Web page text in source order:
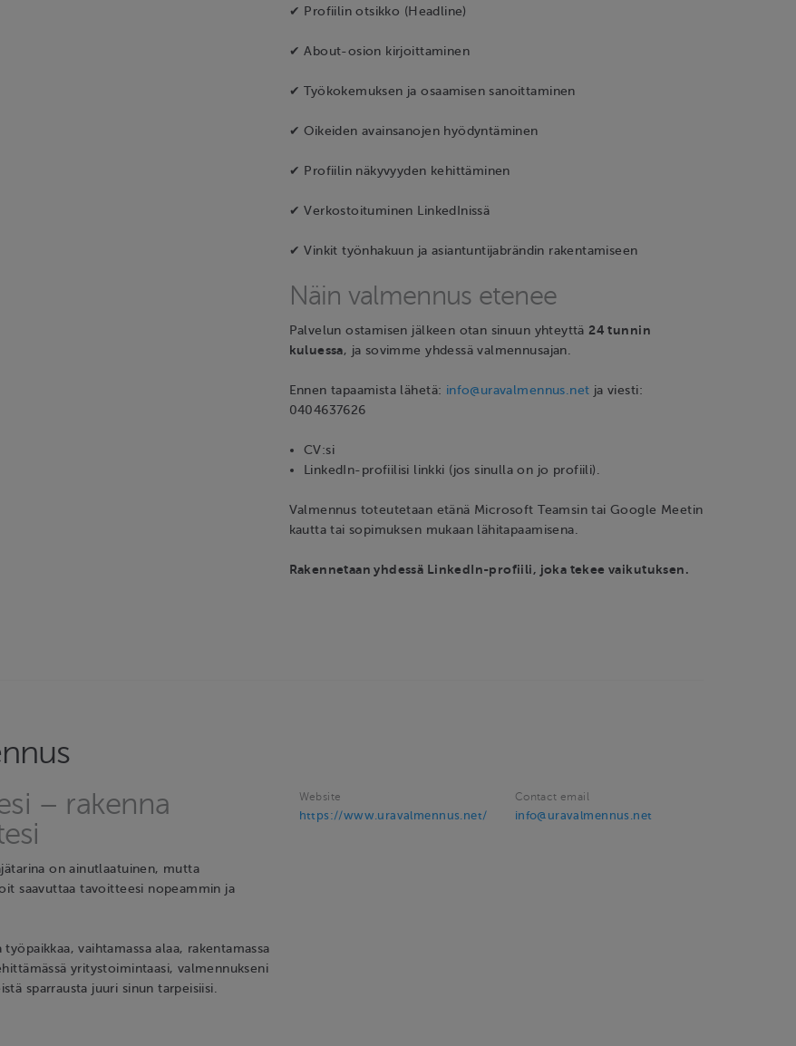
✔ Profiilin otsikko (Headline)
✔ About-osion kirjoittaminen
✔ Työkokemuksen ja osaamisen sanoittaminen
✔ Oikeiden avainsanojen hyödyntäminen
✔ Profiilin näkyvyyden kehittäminen
✔ Verkostoituminen LinkedInissä
✔ Vinkit työnhakuun ja asiantuntijabrändin rakentamiseen
Näin valmennus etenee
Palvelun ostamisen jälkeen otan sinuun yhteyttä 24 tunnin
kuluessa, ja sovimme yhdessä valmennusajan.
Ennen tapaamista lähetä: info@uravalmennus.net ja viesti:
0404637626
CV:si
LinkedIn-profiilisi linkki (jos sinulla on jo profiili).
Valmennus toteutetaan etänä Microsoft Teamsin tai Google Meetin
kautta tai sopimuksen mukaan lähitapaamisena.
Rakennetaan yhdessä LinkedIn-profiili, joka tekee vaikutuksen.
– rakenna
on ainutlaatuinen, mutta
saavuttaa tavoitteesi nopeammin ja
vaihtamassa alaa, rakentamassa
yritystoimintaasi, valmennukseni
sparrausta juuri sinun tarpeisiisi.
Website
https://www.uravalmennus.net/
Contact email
info@uravalmennus.net